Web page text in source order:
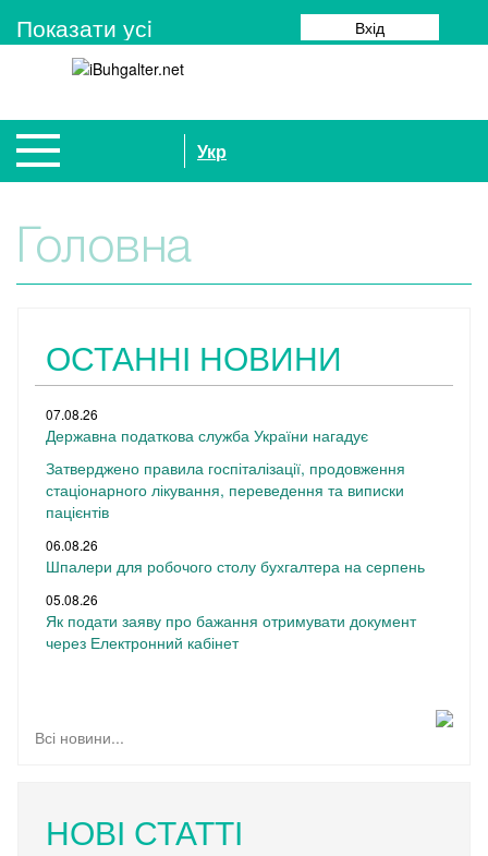
Показати усi Вхід
Укр
Головна
ОСТАННІ НОВИНИ
07.08.26
Державна податкова служба України нагадує
Затверджено правила госпіталізації, продовження
стаціонарного лікування, переведення та виписки
пацієнтів
06.08.26
Шпалери для робочого столу бухгалтера на серпень
05.08.26
Як подати заяву про бажання отримувати документ
через Електронний кабінет
Всі новини...
НОВІ СТАТТІ